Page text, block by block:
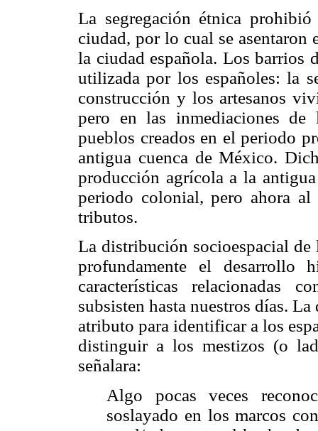
La segregación étnica
ciudad, por lo cual se asentaron
la ciudad española. Los barrios
utilizada por los españoles: la
construcción y los artesanos
pero en las inmediaciones
pueblos creados en el periodo
antigua cuenca de México.
producción agrícola a la
periodo colonial, pero ahora
tributos.
La distribución socioespacial
profundamente el
características relacionadas
subsisten hasta nuestros días.
atributo para identificar a los
distinguir a los mestizos (o
señalara:
Algo pocas veces
soslayado en los marcos